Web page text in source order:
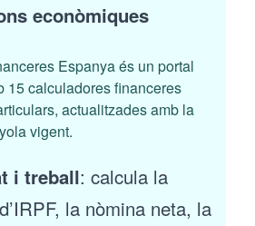
econòmiques
Espanya és un portal
15 calculadores financeres
actualitzades amb la
vigent.
i treball: calcula la
la nòmina neta, la